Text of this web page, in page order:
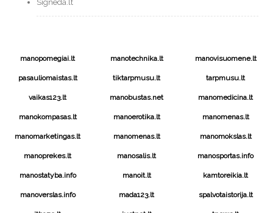
Signeda.lt
manopomegiai.lt manotechnika.lt manovisuomene.lt
pasauliomaistas.lt tiktarpmusu.lt tarpmusu.lt
vaikas123.lt manobustas.net manomedicina.lt
manokompasas.lt manoerotika.lt manomenas.lt
manomarketingas.lt manomenas.lt manomokslas.lt
manoprekes.lt manosalis.lt manosportas.info
manostatyba.info manoit.lt kamtoreikia.lt
manoverslas.info mada123.lt spalvotaistorija.lt